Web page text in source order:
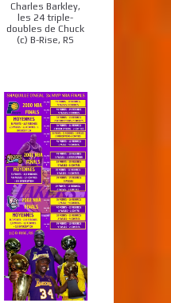
Charles Barkley,
les 24 triple-
doubles de Chuck
(c) B-Rise, RS